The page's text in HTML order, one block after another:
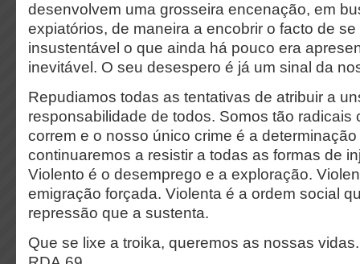
desenvolvem uma grosseira encenação, em
expiatórios, de maneira a encobrir o facto de
insustentável o que ainda há pouco era
inevitável. O seu desespero é já um sinal da
Repudiamos todas as tentativas de atribuir a
responsabilidade de todos. Somos tão radicais
correm e o nosso único crime é a
continuaremos a resistir a todas as formas de
Violento é o desemprego e a exploração.
emigração forçada. Violenta é a ordem social
repressão que a sustenta.
Que se lixe a troika, queremos as nossas vidas.